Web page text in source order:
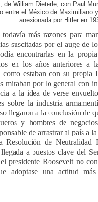
de William Dieterle, con Paul
entre el México de Maximiliano
anexionada por Hitler en
todavía más razones para
suscitadas por el auge de
encontrarlas en la
en los años anteriores a
como estaban con su propia
miraban por lo general con
a la idea de verse
sobre la industria
llegaron a la conclusión de
y hombres de negocios
de arrastrar al país a
Resolución de Neutralidad
a puestos clave del
presidente Roosevelt no
adoptase una actitud